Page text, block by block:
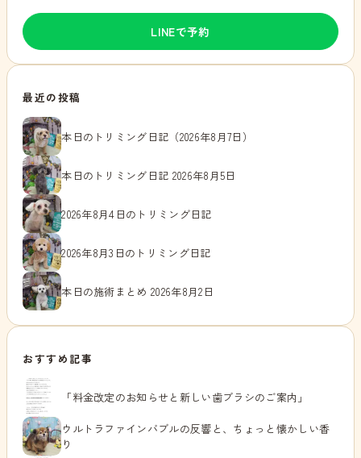
LINEで予約
最近の投稿
本日のトリミング日記（2026年8月7日）
本日のトリミング日記 2026年8月5日
2026年8月4日のトリミング日記
2026年8月3日のトリミング日記
本日の施術まとめ 2026年8月2日
おすすめ記事
「料金改定のお知らせと新しい歯ブラシのご案内」
ウルトラファインバブルの反響と、ちょっと懐かしい香
り